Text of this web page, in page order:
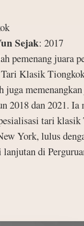
Sejak: 2017
pemenang juara
Klasik
juga
2018 dan 2021.
tari
York, lulus
lanjutan di